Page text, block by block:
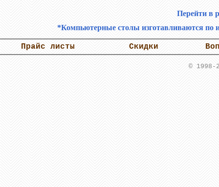
Перейти в
*Компьютерные столы изготавливаются по
Прайс листы Скидки
© 1998-